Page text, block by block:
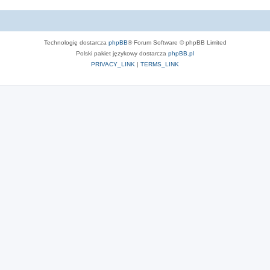
Technologię dostarcza phpBB® Forum Software © phpBB Limited
Polski pakiet językowy dostarcza phpBB.pl
PRIVACY_LINK | TERMS_LINK